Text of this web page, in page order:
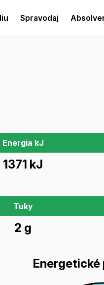
Spravodaj
Energia kJ
1371 kJ
Tuky
2 g
Energetické